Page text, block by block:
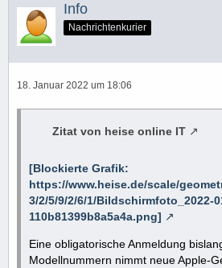
Info
Nachrichtenkurier
18. Januar 2022 um 18:06
Zitat von heise online IT
[Blockierte Grafik:
https://www.heise.de/scale/
3/2/5/9/2/6/1/Bildschirmfoto_2022-
110b81399b8a5a4a.png]
Eine obligatorische Anmeldung
Modellnummern nimmt neue Apple-